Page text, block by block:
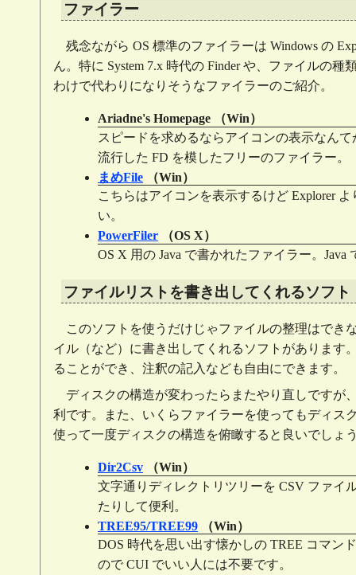
ファイラー
残念ながら OS 標準のファイラーは Windows の
ん。特に System 7.x 時代の Finder や、ファイルの
わけで代わりになりそうなファイラーのご紹介。
Ariadne's Homepage （Win）
スピードを求めるならアイコンの表示なん
流行した FD を模したフリーのファイラー
まめFile （Win）
こちらはアイコンを表示するけど Explorer
い。
PowerFiler （OS X）
OS X 用の Java で書かれたファイラー。
ファイルリストを書き出してくれるソフト
このソフトを使うだけじゃファイルの整理はでき
イル（など）に書き出してくれるソフトがあります
ることができ、注釈の記入なども自由にできます。
ディスクの構造が変わったらまたやり直しですが
利です。また、いくらファイラーを使ってもディス
使って一度ディスクの構造を俯瞰すると良いでしょ
Dir2Csv （Win）
文字通りディレクトリツリーを CSV ファイ
たりして便利。
TREE95/TREE99 （Win）
DOS 時代を思い出す懐かしの TREE コマン
ので CUI でいい人には不要です。